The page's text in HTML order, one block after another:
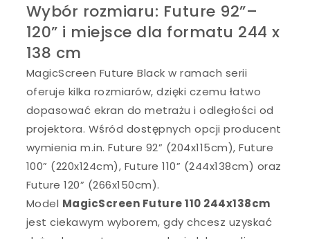
Wybór rozmiaru: Future 92”–
120” i miejsce dla formatu 244 x
138 cm
MagicScreen Future Black w ramach serii
oferuje kilka rozmiarów, dzięki czemu łatwo
dopasować ekran do metrażu i odległości od
projektora. Wśród dostępnych opcji producent
wymienia m.in. Future 92” (204x115cm), Future
100” (220x124cm), Future 110” (244x138cm) oraz
Future 120” (266x150cm).
Model MagicScreen Future 110 244x138cm
jest ciekawym wyborem, gdy chcesz uzyskać